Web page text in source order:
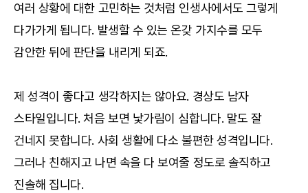
여러 상황에 대한 고민하는 것처럼 인생사에서도 그렇게
다가가게 됩니다. 발생할 수 있는 온갖 가지수를 모두
감안한 뒤에 판단을 내리게 되죠.
제 성격이 좋다고 생각하지는 않아요. 경상도 남자
스타일입니다. 처음 보면 낯가림이 심합니다. 말도 잘
건네지 못합니다. 사회 생활에 다소 불편한 성격입니다.
그러나 친해지고 나면 속을 다 보여줄 정도로 솔직하고
진솔해 집니다.